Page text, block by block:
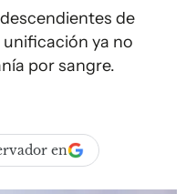
de
ya no
por sangre.
en